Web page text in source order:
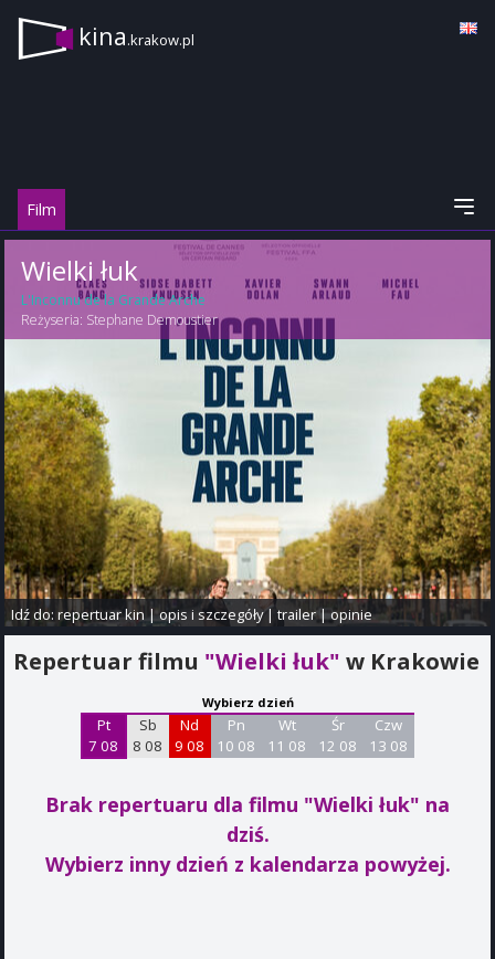
kina.krakow.pl
Film
Wielki łuk
L'Inconnu de la Grande Arche
Reżyseria: Stephane Demoustier
Idź do:repertuar kin|opis i szczegóły|trailer|opinie
Repertuar filmu "Wielki łuk" w Krakowie
Wybierz dzień
Pt
7 08
Sb
8 08
Nd
9 08
Pn
10 08
Wt
11 08
Śr
12 08
Czw
13 08
Brak repertuaru dla filmu "Wielki łuk" na
dziś.
Wybierz inny dzień z kalendarza powyżej.